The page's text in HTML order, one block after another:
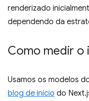
renderizado
dependendo da
Como medir o
Usamos os modelos
blog de início do